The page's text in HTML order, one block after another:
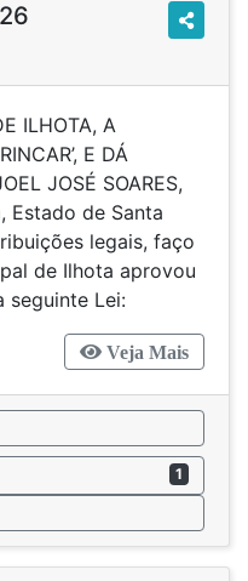
ILHOTA, A
E DÁ
JOSÉ SOARES,
Estado de Santa
legais, faço
de Ilhota aprovou
seguinte Lei:
Veja Mais
1